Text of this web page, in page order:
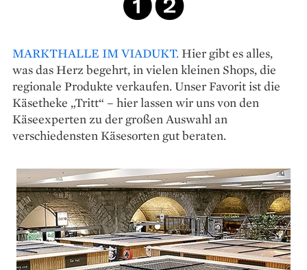
MARKTHALLE IM VIADUKT. Hier gibt es alles,
was das Herz begehrt, in vielen kleinen Shops, die
regionale Produkte verkaufen. Unser Favorit ist die
Käsetheke „Tritt“ – hier lassen wir uns von den
Käseexperten zu der großen Auswahl an
verschiedensten Käsesorten gut beraten.